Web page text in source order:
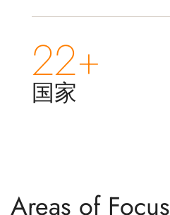
22+
国家
Areas of Focus